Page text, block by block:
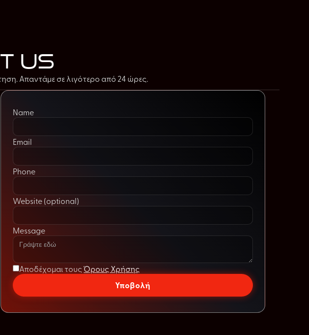
us
Απαντάμε σε λιγότερο από 24 ώρες.
Name
Email
Phone
Website (optional)
Message
Αποδέχομαι τουςΌρους Χρήσης
Υποβολή